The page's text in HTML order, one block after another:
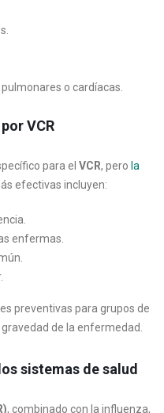
o cardíacas.
VCR
para el VCR, pero la
efectivas incluyen:
enfermas.
preventivas para grupos de
de la enfermedad.
sistemas de salud
, combinado con la influenza,